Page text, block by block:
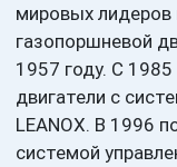
мировых лидеров
газопоршневой
1957 году. С
двигатели с
LEANOX. В 1996
системой